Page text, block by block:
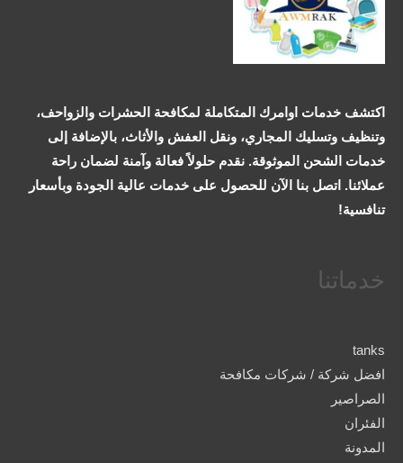
اكتشف خدمات اوامرك المتكاملة لمكافحة الحشرات والزواحف،
وتنظيف وتسليك المجاري، ونقل العفش والأثاث، بالإضافة إلى
خدمات الشحن الموثوقة. نقدم حلولاً فعالة وآمنة لضمان راحة
عملائنا. اتصل بنا الآن للحصول على خدمات عالية الجودة وبأسعار
تنافسية!
خدماتنا
tanks
افضل شركة / شركات مكافحة
الصراصير
الفئران
المدونة